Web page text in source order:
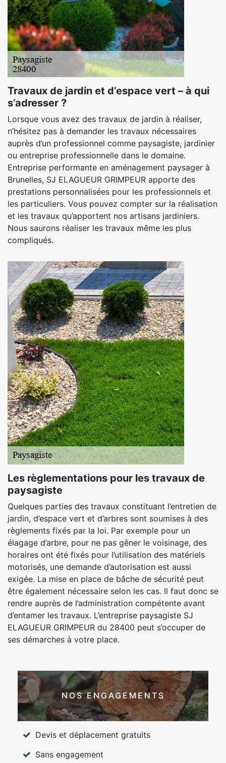
Travaux de jardin et d’espace vert – à qui
s’adresser ?
Lorsque vous avez des travaux de jardin à réaliser,
n’hésitez pas à demander les travaux nécessaires
auprès d’un professionnel comme paysagiste, jardinier
ou entreprise professionnelle dans le domaine.
Entreprise performante en aménagement paysager à
Brunelles, SJ ELAGUEUR GRIMPEUR apporte des
prestations personnalisées pour les professionnels et
les particuliers. Vous pouvez compter sur la réalisation
et les travaux qu’apportent nos artisans jardiniers.
Nous saurons réaliser les travaux même les plus
compliqués.
Les règlementations pour les travaux de
paysagiste
Quelques parties des travaux constituant l’entretien de
jardin, d’espace vert et d’arbres sont soumises à des
règlements fixés par la loi. Par exemple pour un
élagage d’arbre, pour ne pas gêner le voisinage, des
horaires ont été fixés pour l’utilisation des matériels
motorisés, une demande d’autorisation est aussi
exigée. La mise en place de bâche de sécurité peut
être également nécessaire selon les cas. Il faut donc se
rendre auprès de l’administration compétente avant
d’entamer les travaux. L’entreprise paysagiste SJ
ELAGUEUR GRIMPEUR du 28400 peut s’occuper de
ses démarches à votre place.
NOS ENGAGEMENTS
Devis et déplacement gratuits
Sans engagement